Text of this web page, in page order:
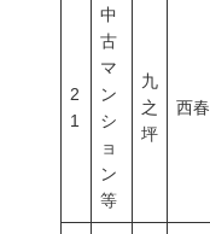
2
1
中
古
マ
ン
シ
ョ
ン
等
九
之
坪
西春